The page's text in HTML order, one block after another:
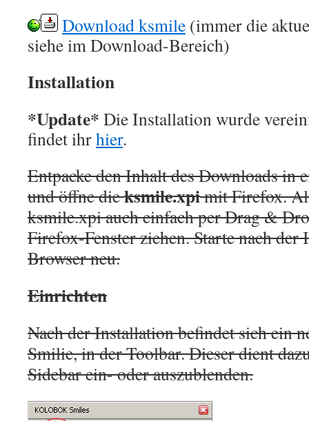
Download ksmile (immer die
siehe im Download-Bereich)
Installation
*Update* Die Installation wurde
findet ihrhier.
Entpacke den Inhalt des Downloads in
und öffne dieksmile.xpimit Firefox.
ksmile.xpi auch einfach per Drag &
Firefox-Fenster ziehen. Starte nach der
Browser neu.
Einrichten
Nach der Installation befindet sich ein
Smilie, in der Toolbar. Dieser dient
Sidebar ein- oder auszublenden.